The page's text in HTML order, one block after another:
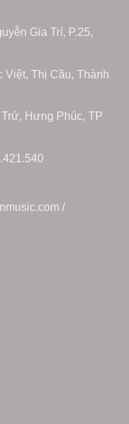
Gia Trí, P.25,
Việt, Thị Cầu, Thành
Hưng Phúc, TP
/